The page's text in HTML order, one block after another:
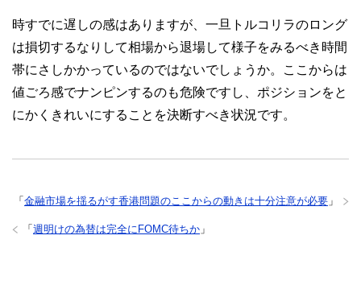
時すでに遅しの感はありますが、一旦トルコリラのロング
は損切するなりして相場から退場して様子をみるべき時間
帯にさしかかっているのではないでしょうか。ここからは
値ごろ感でナンピンするのも危険ですし、ポジションをと
にかくきれいにすることを決断すべき状況です。
「金融市場を揺るがす香港問題のここからの動きは十分注意が必要 」
「 週明けの為替は完全にFOMC待ちか 」